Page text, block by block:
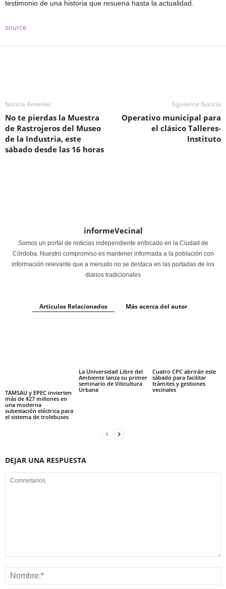
testimonio de una historia que resuena hasta la actualidad.
source
Noticia Anterior
No te pierdas la Muestra
de Rastrojeros del Museo
de la Industria, este
sábado desde las 16 horas
Siguiente Noticia
Operativo municipal para
el clásico Talleres-
Instituto
informeVecinal
Somos un portal de noticias independiente enfocado en la Ciudad de
Córdoba. Nuestro compromiso es mantener informada a la población con
información relevante que a menudo no se destaca en las portadas de los
diarios tradicionales
Articulos Relacionados Más acerca del autor
TAMSAU y EPEC invierten
más de $27 millones en
una moderna
subestación eléctrica para
el sistema de trolebuses
La Universidad Libre del
Ambiente lanza su primer
seminario de Viticultura
Urbana
Cuatro CPC abrirán este
sábado para facilitar
trámites y gestiones
vecinales
DEJAR UNA RESPUESTA